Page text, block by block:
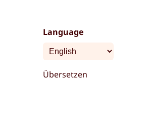
Language
Übersetzen